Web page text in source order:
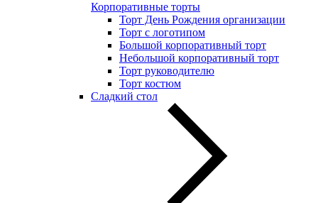
Корпоративные торты
Торт День Рождения организации
Торт с логотипом
Большой корпоративный торт
Небольшой корпоративный торт
Торт руководителю
Торт костюм
Сладкий стол